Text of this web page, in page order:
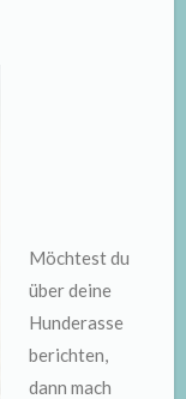
Möchtest du
über deine
Hunderasse
berichten,
dann mach